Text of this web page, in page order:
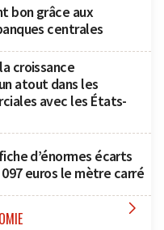
bon grâce aux
centrales
croissance
atout dans les
avec les États-
d’énormes écarts
097 euros le mètre carré
